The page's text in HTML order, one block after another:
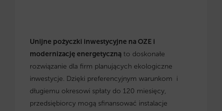
Unijne pożyczki inwestycyjne na OZE i
modernizację energetyczną to doskonałe
rozwiązanie dla firm planujących ekologiczne
inwestycje. Dzięki preferencyjnym warunkom i
długiemu okresowi spłaty do 120 miesięcy,
przedsiębiorcy mogą sfinansować instalacje